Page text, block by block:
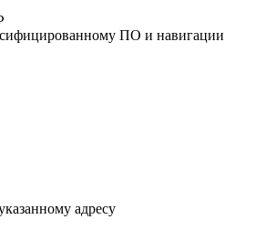
ПО и навигации
адресу